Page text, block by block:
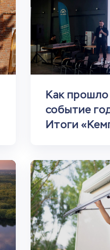
Как
событие
Итоги